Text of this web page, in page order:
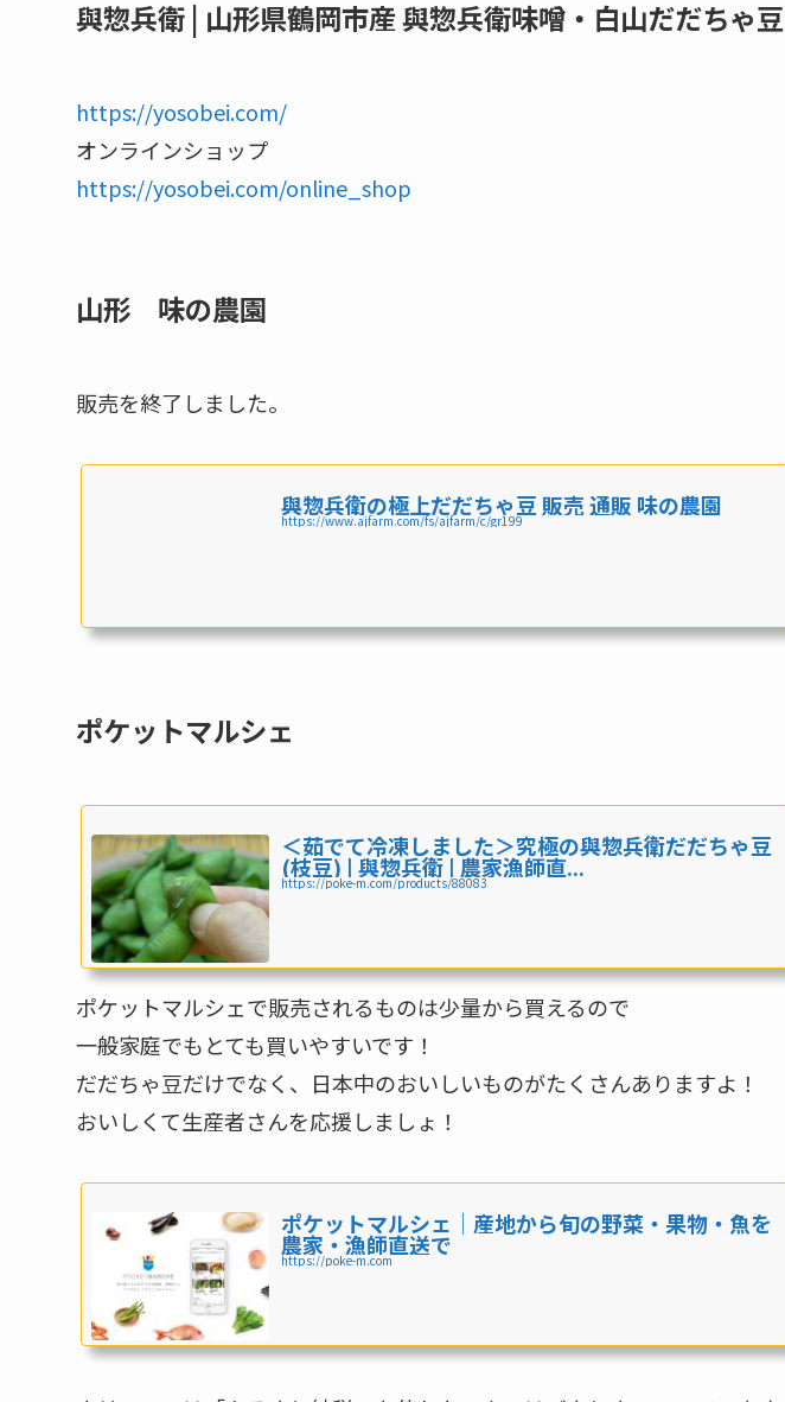
與惣兵衛 | 山形県鶴岡市産 與惣兵衛味噌・白山だだちゃ豆
https://yosobei.com/
オンラインショップ
https://yosobei.com/online_shop
山形 味の農園
販売を終了しました。
與惣兵衛の極上だだちゃ豆 販売 通販 味の農園
https://www.ajfarm.com/fs/ajfarm/c/gr199
ポケットマルシェ
＜茹でて冷凍しました＞究極の與惣兵衛だだちゃ豆
(枝豆) | 與惣兵衛 | 農家漁師直...
https://poke-m.com/products/88083
ポケットマルシェで販売されるものは少量から買えるので
一般家庭でもとても買いやすいです！
だだちゃ豆だけでなく、日本中のおいしいものがたくさんありますよ！
おいしくて生産者さんを応援しましょ！
ポケットマルシェ｜産地から旬の野菜・果物・魚を
農家・漁師直送で
https://poke-m.com